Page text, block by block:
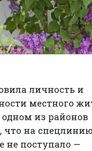
личность и
местного
одном из районов
на спецлинию
не поступало —